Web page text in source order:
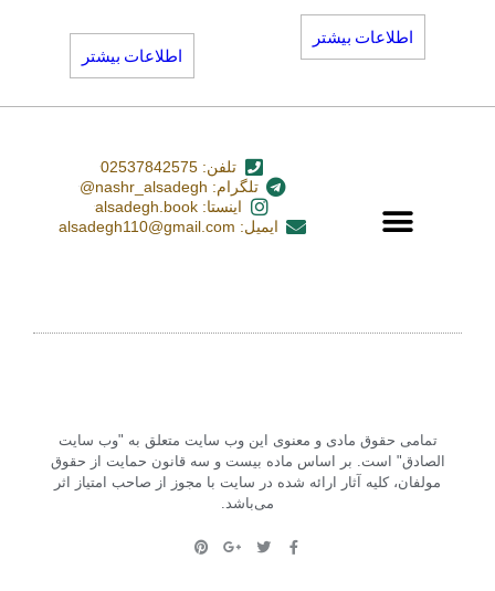
اطلاعات بیشتر
اطلاعات بیشتر
تلفن: 02537842575
تلگرام: nashr_alsadegh@
اینستا: alsadegh.book
ایمیل: alsadegh110@gmail.com
تمامی حقوق مادی و معنوی این وب سایت متعلق به "وب سایت
الصادق" است. بر اساس ماده بیست و سه قانون حمایت از حقوق
مولفان، کلیه آثار ارائه شده در سایت با مجوز از صاحب امتیاز اثر
می‌باشد.‏